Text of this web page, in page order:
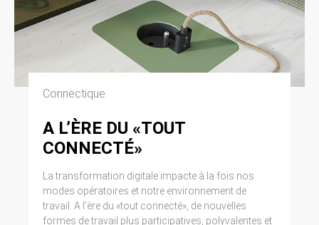
Connectique
A L’ÈRE DU «TOUT
CONNECTÉ»
La transformation digitale impacte à la fois nos
modes opératoires et notre environnement de
travail. A l’ère du «tout connecté», de nouvelles
formes de travail plus participatives, polyvalentes et